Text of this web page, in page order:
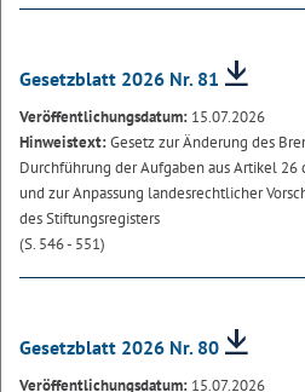
Gesetzblatt 2026 Nr. 81
Veröffentlichungsdatum: 15.07.2026
Hinweistext:Gesetz zur Änderung des
Durchführung der Aufgaben aus Artikel 26
und zur Anpassung landesrechtlicher
des Stiftungsregisters
(S. 546 - 551)
Gesetzblatt 2026 Nr. 80
Veröffentlichungsdatum: 15.07.2026